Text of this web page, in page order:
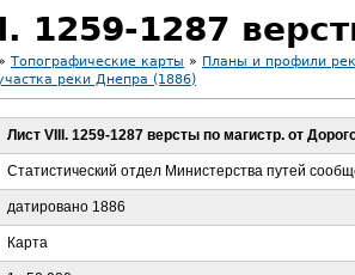
1259-1287
» Топографические карты » Планы и профили
реки Днепра (1886)
Лист VIII. 1259-1287 версты по магистр. от
Статистический отдел Министерства путей
датировано 1886
Карта